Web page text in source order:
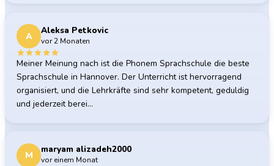
A Aleksa Petkovic
vor 2 Monaten
Meiner Meinung nach ist die Phonem Sprachschule die beste
Sprachschule in Hannover. Der Unterricht ist hervorragend
organisiert, und die Lehrkräfte sind sehr kompetent, geduldig
und jederzeit berei…
M maryam alizadeh2000
vor einem Monat